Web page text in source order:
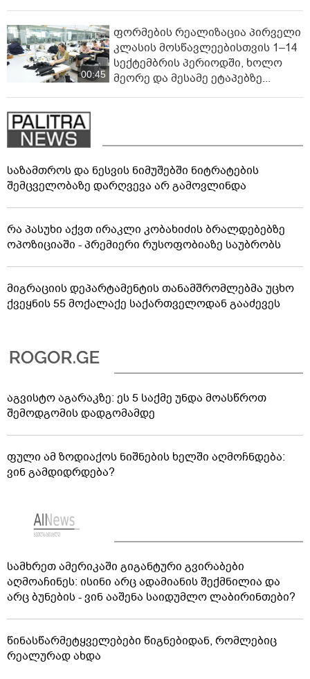
00:45
ფორმების რეალიზაცია პირველი
კლასის მოსწავლეებისთვის 1–14
სექტემბრის პერიოდში, ხოლო
მეორე და მესამე ეტაპებზე...
საზამთროს და ნესვის ნიმუშებში ნიტრატების
შემცველობაზე დარღვევა არ გამოვლინდა
რა პასუხი აქვთ ირაკლი კობახიძის ბრალდებებზე
ოპოზიციაში - პრემიერი რუსოფობიაზე საუბრობს
მიგრაციის დეპარტამენტის თანამშრომლებმა უცხო
ქვეყნის 55 მოქალაქე საქართველოდან გააძევეს
აგვისტო აგარაკზე: ეს 5 საქმე უნდა მოასწროთ
შემოდგომის დადგომამდე
ფული ამ ზოდიაქოს ნიშნების ხელში აღმოჩნდება:
ვინ გამდიდრდება?
სამხრეთ ამერიკაში გიგანტური გვირაბები
აღმოაჩინეს: ისინი არც ადამიანის შექმნილია და
არც ბუნების - ვინ ააშენა საიდუმლო ლაბირინთები?
წინასწარმეტყველებები წიგნებიდან, რომლებიც
რეალურად ახდა